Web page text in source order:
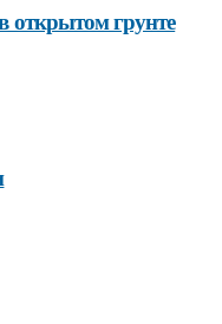
открытом грунте